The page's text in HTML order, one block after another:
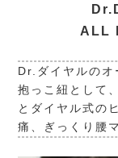
ALL
Dr.ダイヤルのオ
抱っこ紐として
とダイヤル式の
痛、ぎっくり腰